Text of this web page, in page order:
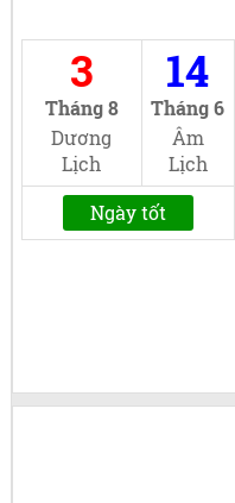
3
Tháng 8
Dương
Lịch
14
Tháng 6
Âm
Lịch
Ngày tốt